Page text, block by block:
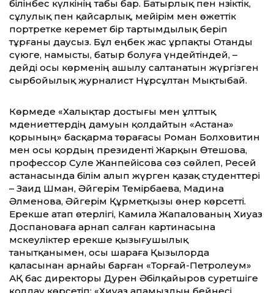
білінбес күлкінің табы бар. Батырлық пен нәзіктік,
сұлулық пен қайсарлық, мейірім мен өжет­тік
портретке керемет бір тартымдылық беріп
тұрғаны даусыз. Бұл еңбек жас ұрпақты Отанды
сүюге, намысты, батыр болуға үндейтіндей, –
дейді осы көрменің ашылу салтанатын жүргізген
сырбойылық журналист Нұрсұлтан Мықтыбай.
Көрмеде «Халықтар достығы мен ұлт­тық
мәдениет­тердің дамуын қолдайтын «Астана»
қорының» басқарма төрағасы Роман Болховитин
мен осы қордың президенті Жарқын Өтешова,
профессор Сәуле Жанпейісова сөз сөйлеп, Ресей
астанасында білім алып жүрген қазақ студент­тері
– Заид Шман, Әйгерім Темірбаева, Мадина
Әлменова, Әйгерім Құрметқызы өнер көрсет­ті.
Ерекше атап өтерлігі, Камила Жапалованың Хиуаз
Доспановаға арнап салған картинасына
мәскеуліктер ерекше қызығушылық
танытқанымен, осы шараға Қызылорда
қаласынан арнайы барған «Торғай-Петролеум»
АҚ бас директоры Дәурен Әбілқайыров суретшіге